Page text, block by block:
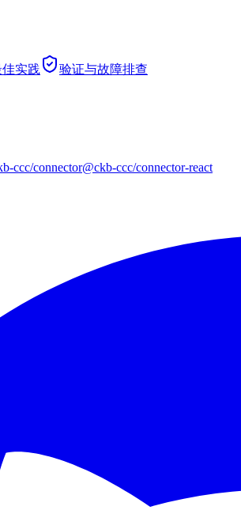
实践 验证与故障排查
ccc/connector@ckb-ccc/connector-react